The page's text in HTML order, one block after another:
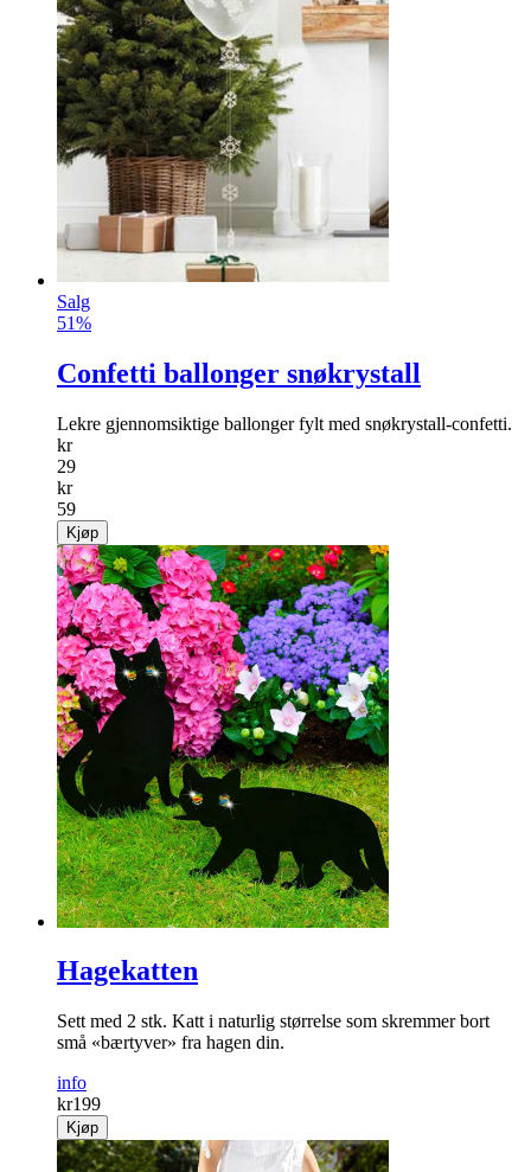
Salg
51%
Confetti ballonger snøkrystall
Lekre gjennomsiktige ballonger fylt med snøkrystall-confetti.
kr
29
kr
59
Kjøp
Hagekatten
Sett med 2 stk. Katt i naturlig størrelse som skremmer bort
små «bærtyver» fra hagen din.
info
kr199
Kjøp